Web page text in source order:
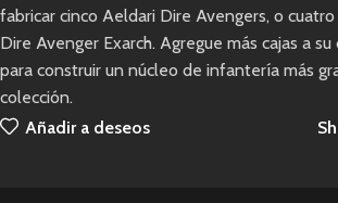
fabricar cinco Aeldari Dire Avengers, o
Dire Avenger Exarch. Agregue más cajas a
para construir un núcleo de infantería más
colección.
Añadir a deseos